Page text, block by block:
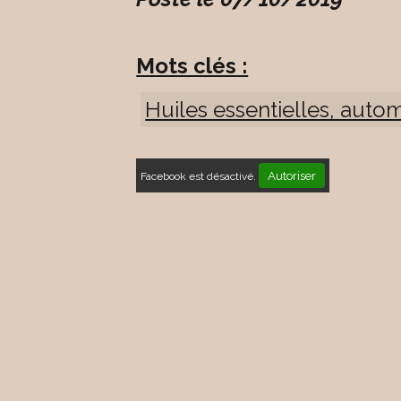
Mots clés :
Huiles essentielles,
Facebook est désactivé. Autoriser